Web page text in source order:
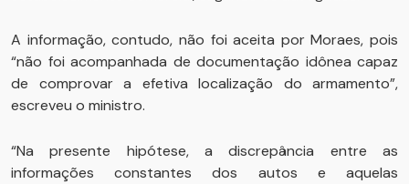
A informação, contudo, não foi aceita por Moraes, pois
“não foi acompanhada de documentação idônea capaz
de comprovar a efetiva localização do armamento”,
escreveu o ministro.
“Na presente hipótese, a discrepância entre as
informações constantes dos autos e aquelas